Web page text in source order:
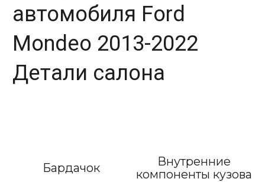
автомобиля Ford
Mondeo 2013-2022
Детали салона
Бардачок
Внутренние
компоненты кузова